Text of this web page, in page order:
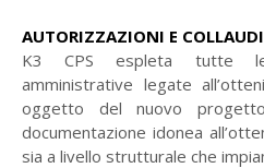
AUTORIZZAZIONI E COLLAUDI
K3 CPS espleta tutte le
amministrative legate
oggetto del nuovo
documentazione idonea
sia a livello strutturale che